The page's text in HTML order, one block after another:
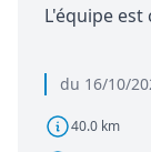
du 16/10/
40.0 km
L'équipe